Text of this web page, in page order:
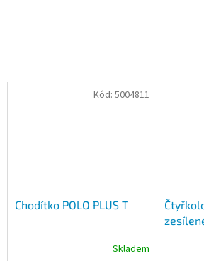
Chodítko POLO PLUS T
Skladem
Kód: 5004811